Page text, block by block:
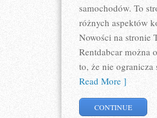
samochodów. To
różnych aspektów
Nowości na stronie
Rentdabcar można
to, że nie
Read More ]
CONTINUE